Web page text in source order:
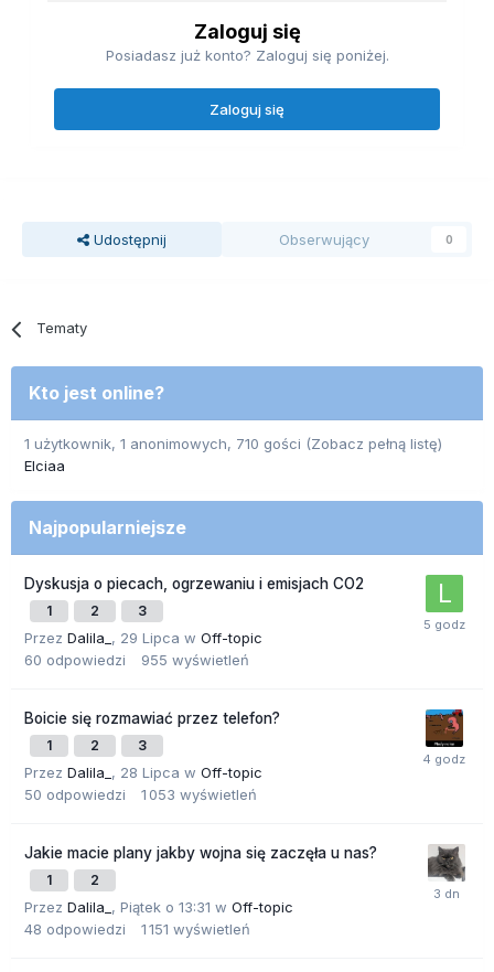
Zaloguj się
Posiadasz już konto? Zaloguj się poniżej.
Zaloguj się
Udostępnij Obserwujący 0
Tematy
Kto jest online?
1 użytkownik, 1 anonimowych, 710 gości (Zobacz pełną listę)
Elciaa
Najpopularniejsze
Dyskusja o piecach, ogrzewaniu i emisjach CO2
1 2 3
Przez Dalila_ , 29 Lipca w Off-topic
60 odpowiedzi 955 wyświetleń
Boicie się rozmawiać przez telefon?
1 2 3
Przez Dalila_ , 28 Lipca w Off-topic
50 odpowiedzi 1 053 wyświetleń
Jakie macie plany jakby wojna się zaczęła u nas?
1 2
Przez Dalila_ , Piątek o 13:31 w Off-topic
48 odpowiedzi 1 151 wyświetleń